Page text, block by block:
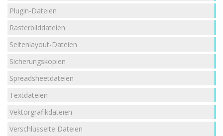
Plugin-Dateien
Rasterbilddateien
Seitenlayout-Dateien
Sicherungskopien
Spreadsheetdateien
Textdateien
Vektorgrafikdateien
Verschlüsselte Dateien